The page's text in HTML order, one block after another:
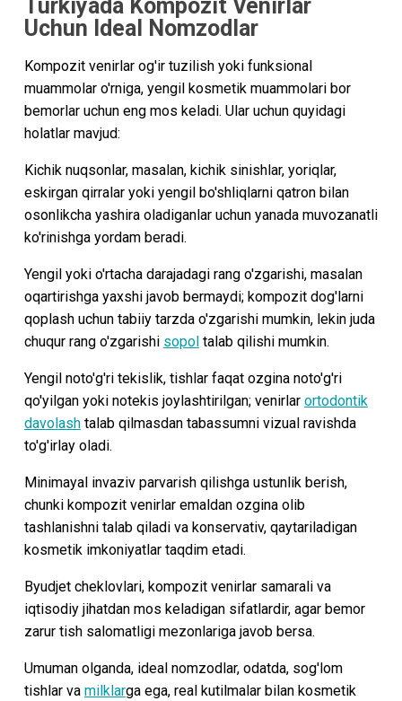
Turkiyada Kompozit Venirlar
Uchun Ideal Nomzodlar
Kompozit venirlar og'ir tuzilish yoki funksional
muammolar o'rniga, yengil kosmetik muammolari bor
bemorlar uchun eng mos keladi. Ular uchun quyidagi
holatlar mavjud:
Kichik nuqsonlar, masalan, kichik sinishlar, yoriqlar,
eskirgan qirralar yoki yengil bo'shliqlarni qatron bilan
osonlikcha yashira oladiganlar uchun yanada muvozanatli
ko'rinishga yordam beradi.
Yengil yoki o'rtacha darajadagi rang o'zgarishi, masalan
oqartirishga yaxshi javob bermaydi; kompozit dog'larni
qoplash uchun tabiiy tarzda o'zgarishi mumkin, lekin juda
chuqur rang o'zgarishi sopol talab qilishi mumkin.
Yengil noto'g'ri tekislik, tishlar faqat ozgina noto'g'ri
qo'yilgan yoki notekis joylashtirilgan; venirlar ortodontik
davolashtalab qilmasdan tabassumni vizual ravishda
to'g'irlay oladi.
Minimayal invaziv parvarish qilishga ustunlik berish,
chunki kompozit venirlar emaldan ozgina olib
tashlanishni talab qiladi va konservativ, qaytariladigan
kosmetik imkoniyatlar taqdim etadi.
Byudjet cheklovlari, kompozit venirlar samarali va
iqtisodiy jihatdan mos keladigan sifatlardir, agar bemor
zarur tish salomatligi mezonlariga javob bersa.
Umuman olganda, ideal nomzodlar, odatda, sog'lom
tishlar va milklarga ega, real kutilmalar bilan kosmetik